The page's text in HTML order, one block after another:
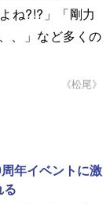
ね?!?」「剛力
、」など多くの
《松尾》
年イベントに激
る